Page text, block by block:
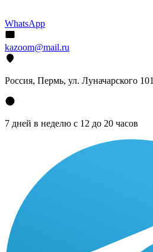
WhatsApp
kazoom@mail.ru
Россия, Пермь, ул. Луначарского 101
7 дней в неделю с 12 до 20 часов